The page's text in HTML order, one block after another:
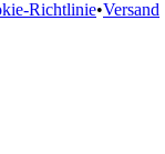
Richtlinie•Versand